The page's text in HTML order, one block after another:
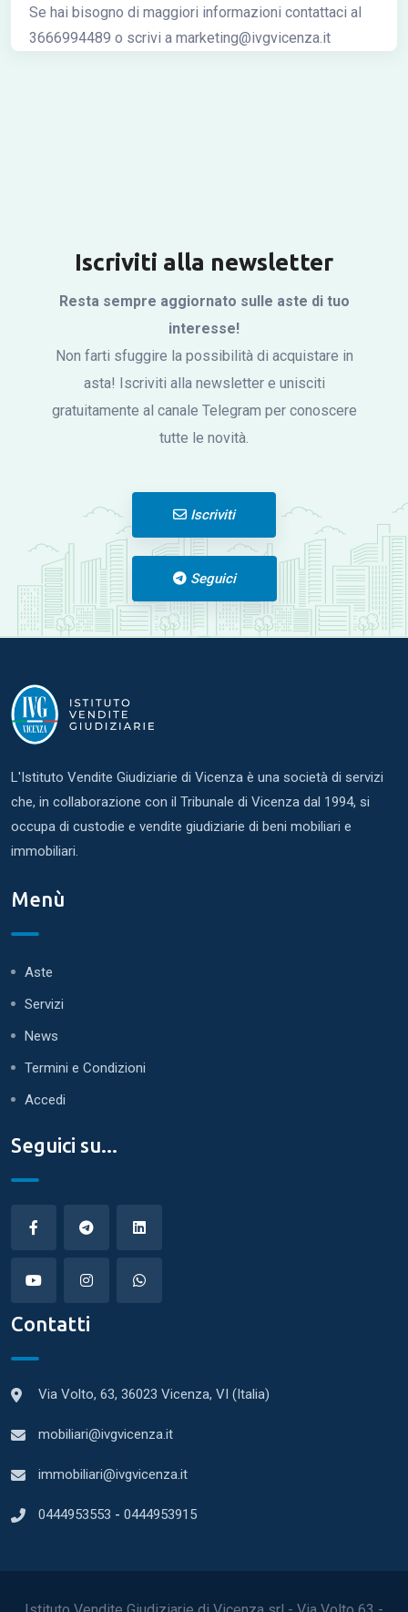
Se hai bisogno di maggiori informazioni contattaci al
3666994489 o scrivi a marketing@ivgvicenza.it
Iscriviti alla newsletter
Resta sempre aggiornato sulle aste di tuo
interesse!
Non farti sfuggire la possibilità di acquistare in
asta! Iscriviti alla newsletter e unisciti
gratuitamente al canale Telegram per conoscere
tutte le novità.
Iscriviti
Seguici
L'Istituto Vendite Giudiziarie di Vicenza è una società di servizi
che, in collaborazione con il Tribunale di Vicenza dal 1994, si
occupa di custodie e vendite giudiziarie di beni mobiliari e
immobiliari.
Menù
Aste
Servizi
News
Termini e Condizioni
Accedi
Seguici su...
Contatti
Via Volto, 63, 36023 Vicenza, VI (Italia)
mobiliari@ivgvicenza.it
immobiliari@ivgvicenza.it
0444953553 - 0444953915